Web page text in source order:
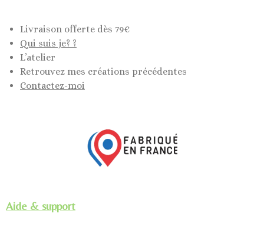
Livraison offerte dès 79€
Qui suis je? ?
L’atelier
Retrouvez mes créations précédentes
Contactez-moi
Aide & support